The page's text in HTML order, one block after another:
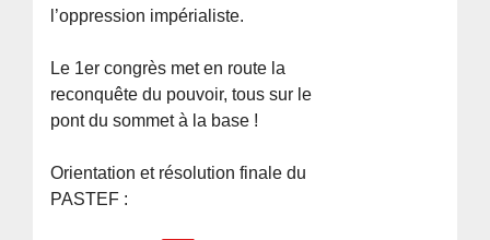
l’oppression impérialiste.
Le 1er congrès met en route la
reconquête du pouvoir, tous sur le
pont du sommet à la base !
Orientation et résolution finale du
PASTEF :